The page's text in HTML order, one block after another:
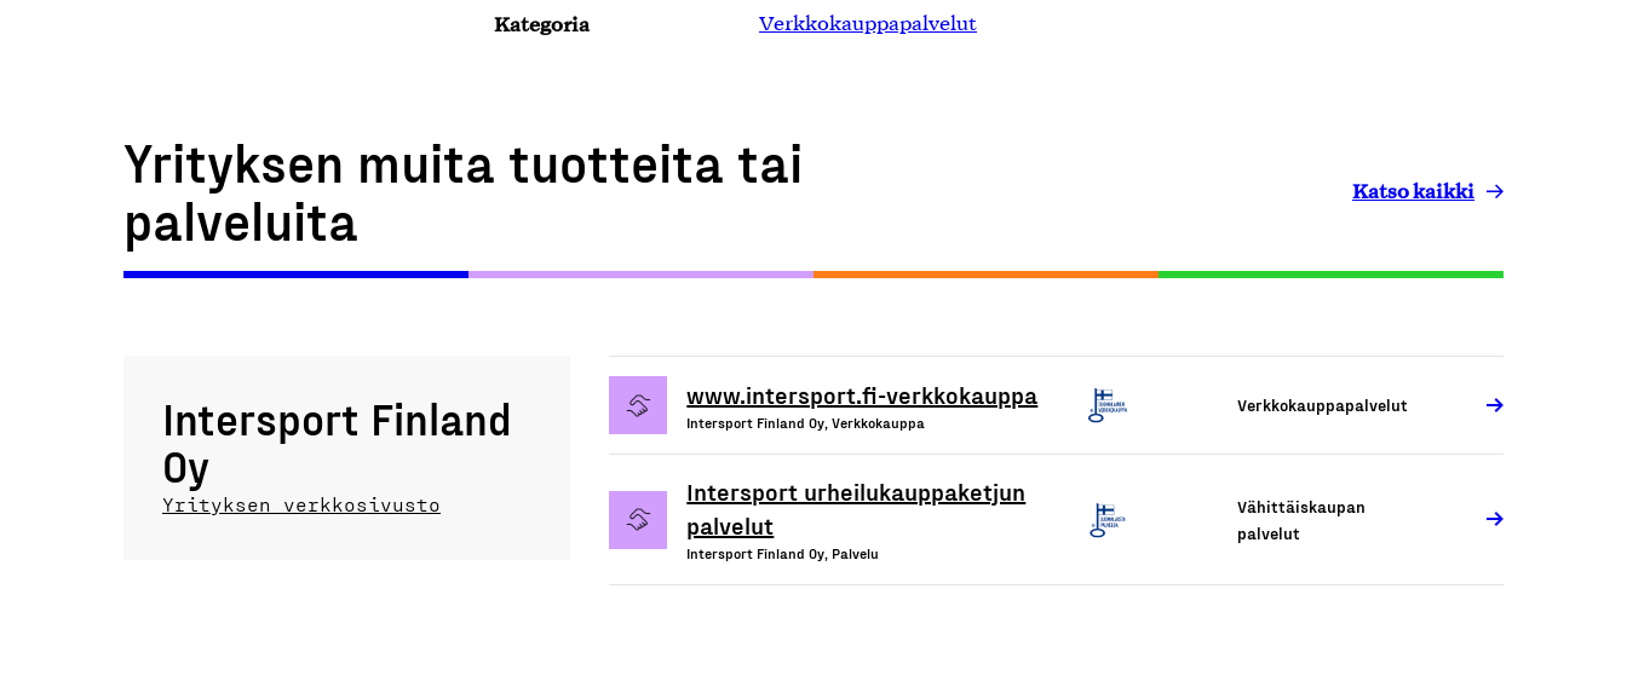
Kategoria Verkkokauppapalvelut
Yrityksen muita tuotteita tai
palveluita
Katso kaikki
Intersport Finland
Oy
Yrityksen verkkosivusto
www.intersport.fi-verkkokauppa
Intersport Finland Oy, Verkkokauppa
Verkkokauppapalvelut
Intersport urheilukauppaketjun
palvelut
Intersport Finland Oy, Palvelu
Vähittäiskaupan
palvelut